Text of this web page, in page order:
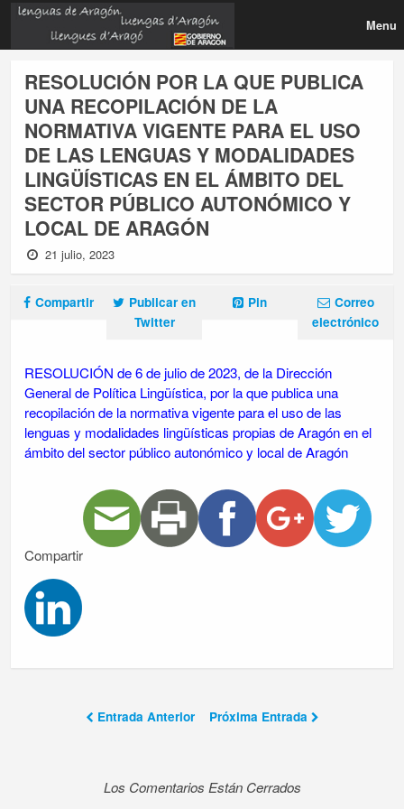
Menu
RESOLUCIÓN POR LA QUE PUBLICA
UNA RECOPILACIÓN DE LA
NORMATIVA VIGENTE PARA EL USO
DE LAS LENGUAS Y MODALIDADES
LINGÜÍSTICAS EN EL ÁMBITO DEL
SECTOR PÚBLICO AUTONÓMICO Y
LOCAL DE ARAGÓN
21 julio, 2023
Compartir
Publicar en
Twitter
Pin
Correo
electrónico
RESOLUCIÓN de 6 de julio de 2023, de la Dirección
General de Política Lingüística, por la que publica una
recopilación de la normativa vigente para el uso de las
lenguas y modalidades lingüísticas propias de Aragón en el
ámbito del sector público autonómico y local de Aragón
Compartir
Entrada Anterior Próxima Entrada
Los Comentarios Están Cerrados